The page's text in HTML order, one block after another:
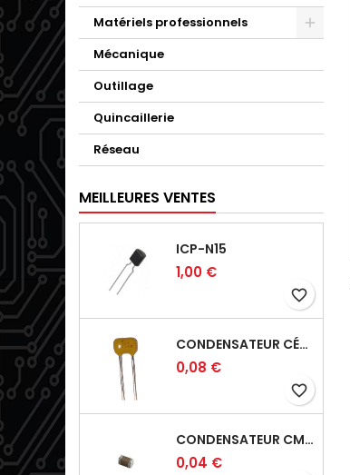
Matériels professionnels
Mécanique
Outillage
Quincaillerie
Réseau
MEILLEURES VENTES
ICP-N15
1,00 €
favorite_border
CONDENSATEUR CÉRAMIQUE 100NF 50V
0,08 €
favorite_border
CONDENSATEUR CMS 39PF 50V
0,04 €